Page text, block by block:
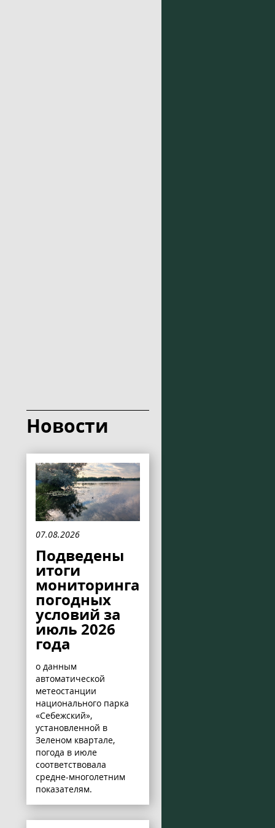
Новости
07.08.2026
Подведены
итоги
мониторинга
погодных
условий за
июль 2026
года
о данным
автоматической
метеостанции
национального парка
«Себежский»,
установленной в
Зеленом квартале,
погода в июле
соответствовала
средне-многолетним
показателям.